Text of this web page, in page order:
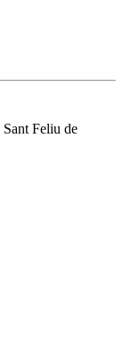
Sant Feliu de